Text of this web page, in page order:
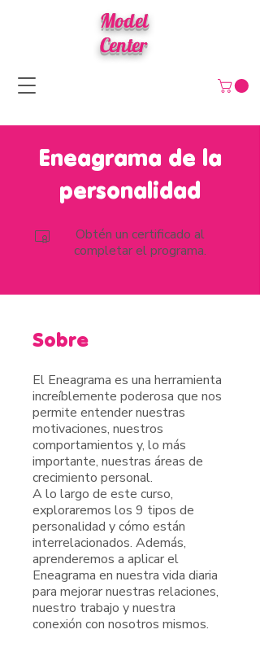
Model
Center
Eneagrama de la
personalidad
Obtén un certificado al
completar el programa.
Sobre
El Eneagrama es una herramienta
increíblemente poderosa que nos
permite entender nuestras
motivaciones, nuestros
comportamientos y, lo más
importante, nuestras áreas de
crecimiento personal.
A lo largo de este curso,
exploraremos los 9 tipos de
personalidad y cómo están
interrelacionados. Además,
aprenderemos a aplicar el
Eneagrama en nuestra vida diaria
para mejorar nuestras relaciones,
nuestro trabajo y nuestra
conexión con nosotros mismos.